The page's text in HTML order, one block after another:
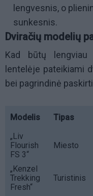
lengvesnis, o
sunkesnis.
Dviračių modelių
Kad būtų lengviau
lentelėje pateikiami
bei pagrindinė
Modelis Tipas
„Liv
Flourish
FS 3“
Miesto
„Kenzel
Trekking
Fresh“
Turistinis